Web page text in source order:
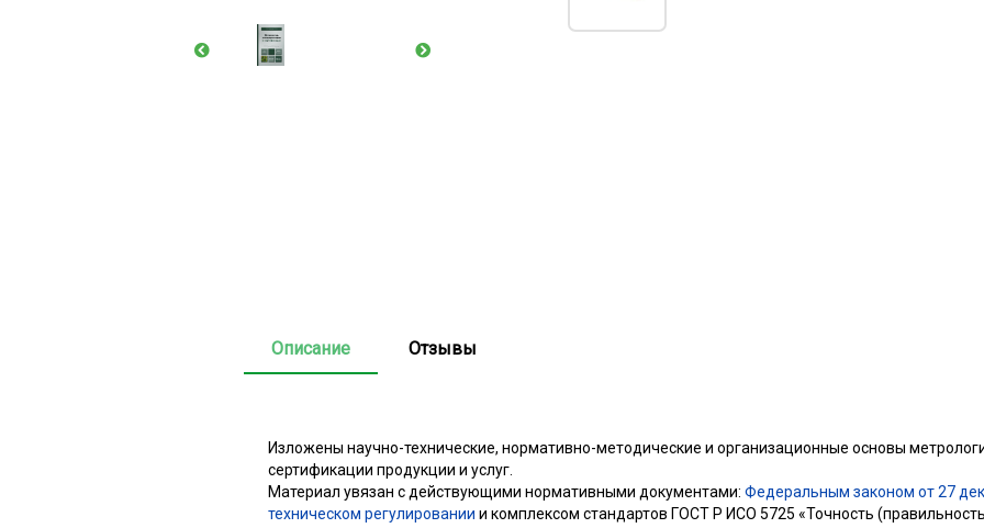
Описание Отзывы
Изложены научно-технические, нормативно-методические и организационные основы
сертификации продукции и услуг.
Материал увязан с действующими нормативными документами: Федеральным законом от 27
техническом регулировании и комплексом стандартов ГОСТ Р ИСО 5725 «Точность